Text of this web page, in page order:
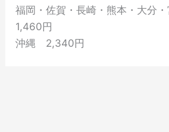
福岡・佐賀・長崎・熊本・大分
1,460円
沖縄 2,340円